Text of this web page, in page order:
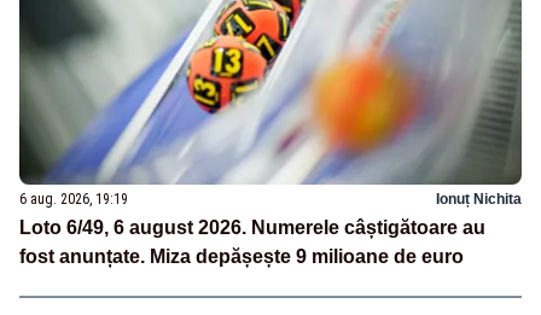
6 aug. 2026, 19:19 Ionuț Nichita
Loto 6/49, 6 august 2026. Numerele câștigătoare au
fost anunțate. Miza depășește 9 milioane de euro